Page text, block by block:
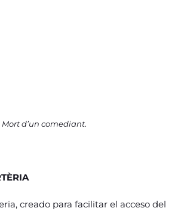
Mort d’un comediant.
creado para facilitar el acceso del